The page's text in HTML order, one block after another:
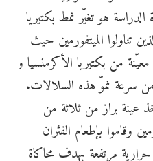
هو تغيّر نمط بكتيريا
تناولوا الميتفورمين حيث
من بكتيريا الأكرمنسيا و
من سرعة نموّ هذه السلالات.
عينة براز من ثلاثة من
وقاموا بإطعام الفئران
مرتفعة بهدف محاكاة